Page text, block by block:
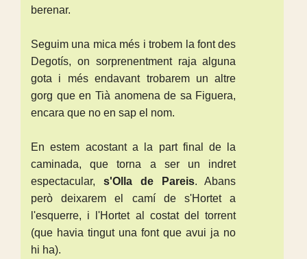
berenar.
Seguim una mica més i trobem la font des
Degotís, on sorprenentment raja alguna
gota i més endavant trobarem un altre
gorg que en Tià anomena de sa Figuera,
encara que no en sap el nom.
En estem acostant a la part final de la
caminada, que torna a ser un indret
espectacular, s'Olla de Pareis. Abans
però deixarem el camí de s'Hortet a
l'esquerre, i l'Hortet al costat del torrent
(que havia tingut una font que avui ja no
hi ha).